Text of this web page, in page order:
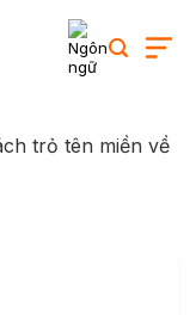
trỏ tên miền về